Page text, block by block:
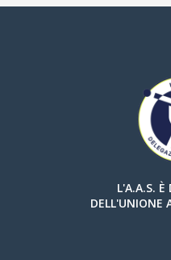
L'A.A.S. È
DELL'UNIONE